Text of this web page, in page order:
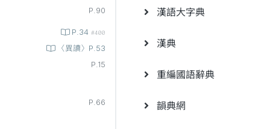
P.90
P.34 #400
〈異讀〉P.53
P.15
P.66
漢語大字典
漢典
重編國語辭典
韻典網